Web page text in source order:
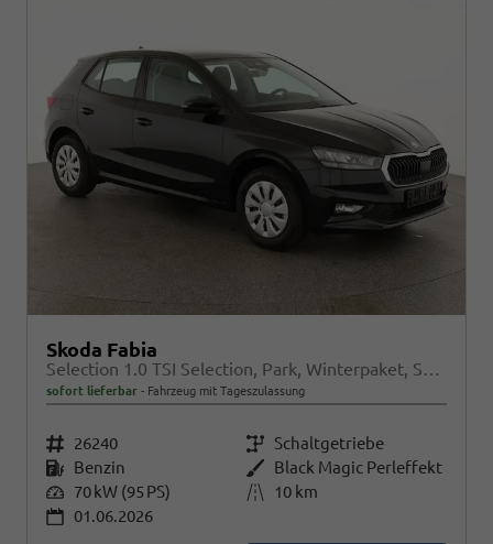
Skoda Fabia
Selection 1.0 TSI Selection, Park, Winterpaket, SmartLink, 4 J.-Garantie
sofort lieferbar Fahrzeug mit Tageszulassung
Fahrzeugnr. 26240 Getriebe Schaltgetriebe
Kraftstoff Benzin Außenfarbe Black Magic Perleffekt
Leistung 70 kW (95 PS) Kilometerstand
10 km
01.06.2026